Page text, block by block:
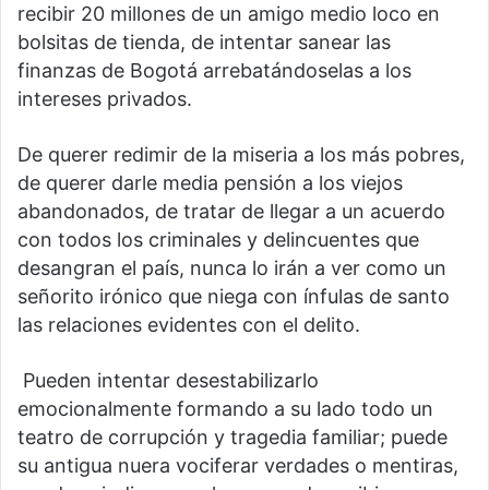
recibir 20 millones de un amigo medio loco en
bolsitas de tienda, de intentar sanear las
finanzas de Bogotá arrebatándoselas a los
intereses privados.
De querer redimir de la miseria a los más pobres,
de querer darle media pensión a los viejos
abandonados, de tratar de llegar a un acuerdo
con todos los criminales y delincuentes que
desangran el país, nunca lo irán a ver como un
señorito irónico que niega con ínfulas de santo
las relaciones evidentes con el delito.
Pueden intentar desestabilizarlo
emocionalmente formando a su lado todo un
teatro de corrupción y tragedia familiar; puede
su antigua nuera vociferar verdades o mentiras,